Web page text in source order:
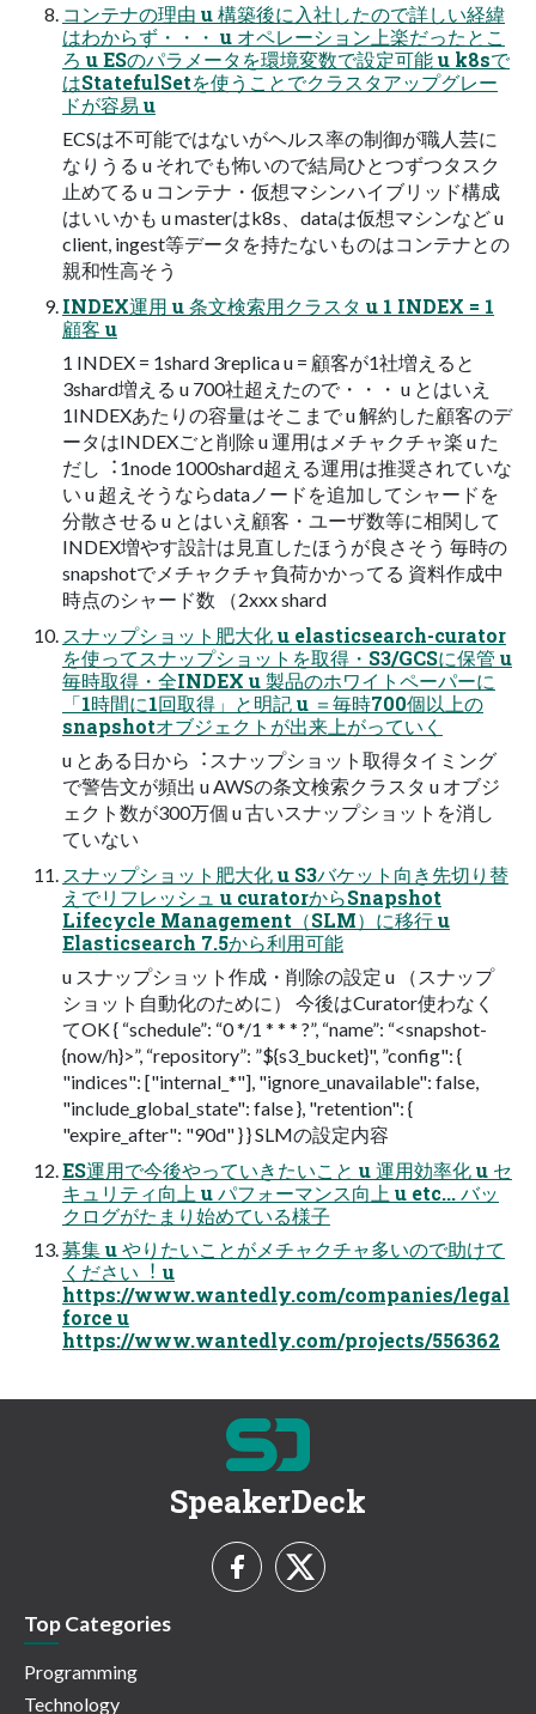
コンテナの理由 u 構築後に⼊社したので詳しい経緯
はわからず・・・ u オペレーション上楽だったとこ
ろ u ESのパラメータを環境変数で設定可能 u k8sで
はStatefulSetを使うことでクラスタアップグレー
ドが容易 u
ECSは不可能ではないがヘルス率の制御が職⼈芸に
なりうる u それでも怖いので結局ひとつずつタスク
⽌めてる u コンテナ・仮想マシンハイブリッド構成
はいいかも u masterはk8s、dataは仮想マシンなど u
client, ingest等データを持たないものはコンテナとの
親和性⾼そう
INDEX運⽤ u 条⽂検索⽤クラスタ u 1 INDEX = 1
顧客 u
1 INDEX = 1shard 3replica u = 顧客が1社増えると
3shard増える u 700社超えたので・・・ u とはいえ
1INDEXあたりの容量はそこまで u 解約した顧客のデ
ータはINDEXごと削除 u 運⽤はメチャクチャ楽 u た
だし︓1node 1000shard超える運⽤は推奨されていな
い u 超えそうならdataノードを追加してシャードを
分散させる u とはいえ顧客・ユーザ数等に相関して
INDEX増やす設計は⾒直したほうが良さそう 毎時の
snapshotでメチャクチャ負荷かかってる 資料作成中
時点のシャード数 （2xxx shard
スナップショット肥⼤化 u elasticsearch-curator
を使ってスナップショットを取得・S3/GCSに保管 u
毎時取得・全INDEX u 製品のホワイトペーパーに
「1時間に1回取得」と明記 u ＝毎時700個以上の
snapshotオブジェクトが出来上がっていく
u とある⽇から︓スナップショット取得タイミング
で警告⽂が頻出 u AWSの条⽂検索クラスタ u オブジ
ェクト数が300万個 u 古いスナップショットを消し
ていない
スナップショット肥⼤化 u S3バケット向き先切り替
えでリフレッシュ u curatorからSnapshot
Lifecycle Management（SLM）に移⾏ u
Elasticsearch 7.5から利⽤可能
u スナップショット作成・削除の設定 u （スナップ
ショット⾃動化のために） 今後はCurator使わなく
てOK { “schedule”: “0 */1 * * * ?”, “name”: “<snapshot-
{now/h}>”, “repository”: ”${s3_bucket}", ”config": {
"indices": ["internal_*"], "ignore_unavailable": false,
"include_global_state": false }, "retention": {
"expire_after": "90d" } } SLMの設定内容
ES運⽤で今後やっていきたいこと u 運⽤効率化 u セ
キュリティ向上 u パフォーマンス向上 u etc... バッ
クログがたまり始めている様⼦
募集 u やりたいことがメチャクチャ多いので助けて
ください︕ u
https://www.wantedly.com/companies/legal
force u
https://www.wantedly.com/projects/556362
SpeakerDeck
Top Categories
Programming
Technology